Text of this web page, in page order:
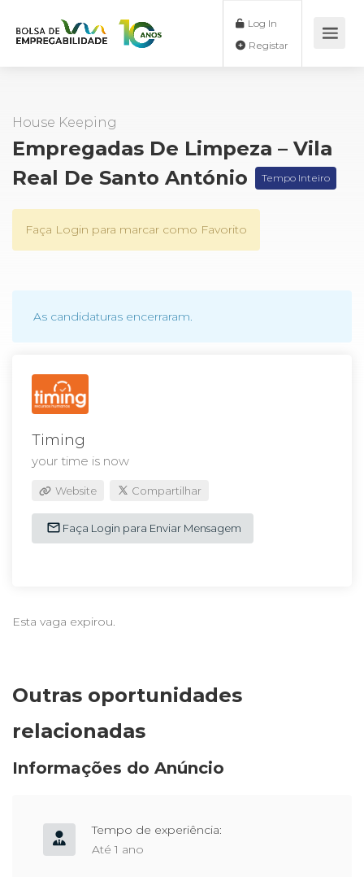
Log In
House Keeping
Empregadas De Limpeza – Vila
Real De Santo António
Tempo Inteiro
Faça Login para marcar como Favorito
As candidaturas encerraram.
Timing
your time is now
Website Compartilhar
Faça Login para Enviar Mensagem
Esta vaga expirou.
Outras oportunidades
relacionadas
Informações do Anúncio
Tempo de experiência:
Até 1 ano